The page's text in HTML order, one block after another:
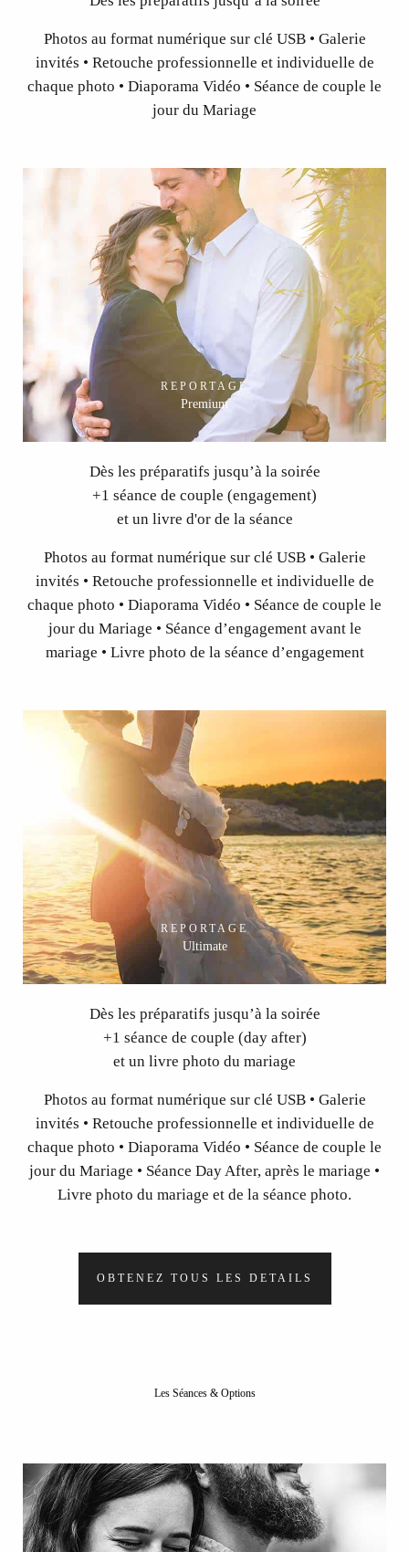
Photos au format numérique sur clé USB • Galerie
invités • Retouche professionnelle et individuelle de
chaque photo • Diaporama Vidéo • Séance de couple le
jour du Mariage
REPORTAGE
Premium
Dès les préparatifs jusqu’à la soirée
+1 séance de couple (engagement)
et un livre d'or de la séance
Photos au format numérique sur clé USB • Galerie
invités • Retouche professionnelle et individuelle de
chaque photo • Diaporama Vidéo • Séance de couple le
jour du Mariage • Séance d’engagement avant le
mariage • Livre photo de la séance d’engagement
REPORTAGE
Ultimate
Dès les préparatifs jusqu’à la soirée
+1 séance de couple (day after)
et un livre photo du mariage
Photos au format numérique sur clé USB • Galerie
invités • Retouche professionnelle et individuelle de
chaque photo • Diaporama Vidéo • Séance de couple le
jour du Mariage • Séance Day After, après le mariage •
Livre photo du mariage et de la séance photo.
OBTENEZ TOUS LES DETAILS
Les Séances & Options